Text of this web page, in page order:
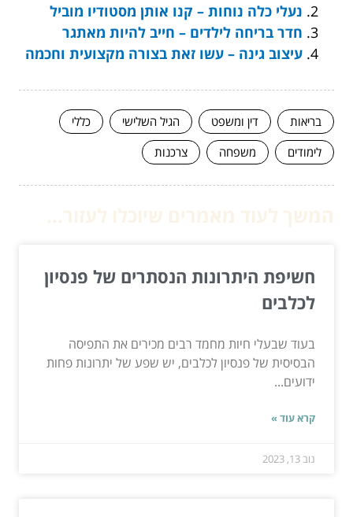
נעלי כלה נוחות – קנו אותן מסטודיו מוביל
חדר בריחה לילדים – חייב להיות מאתגר
עיצוב גינה – עשו זאת בצורה מקצועית וחכמה
בריאות דין ומשפט הגיל השלישי
כללי
לימודים
משפחה צרכנות
חשיפת היתרונות הנסתרים של פנסיון
לכלבים
בעוד שבעלי חיות מחמד רבים מכירים את התפיסה
הבסיסית של פנסיון לכלבים, יש שפע של יתרונות פחות
ידועים...
קרא עוד »
נוב 13, 2023